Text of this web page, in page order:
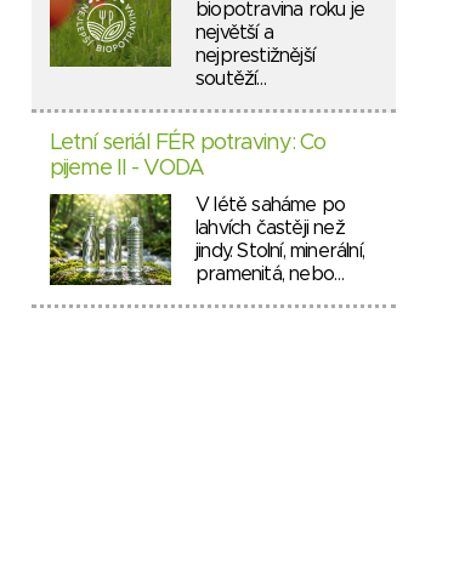
biopotravina roku je
největší a
nejprestižnější
soutěží…
Letní seriál FÉR potraviny: Co
pijeme II - VODA
V létě saháme po
lahvích častěji než
jindy. Stolní, minerální,
pramenitá, nebo…